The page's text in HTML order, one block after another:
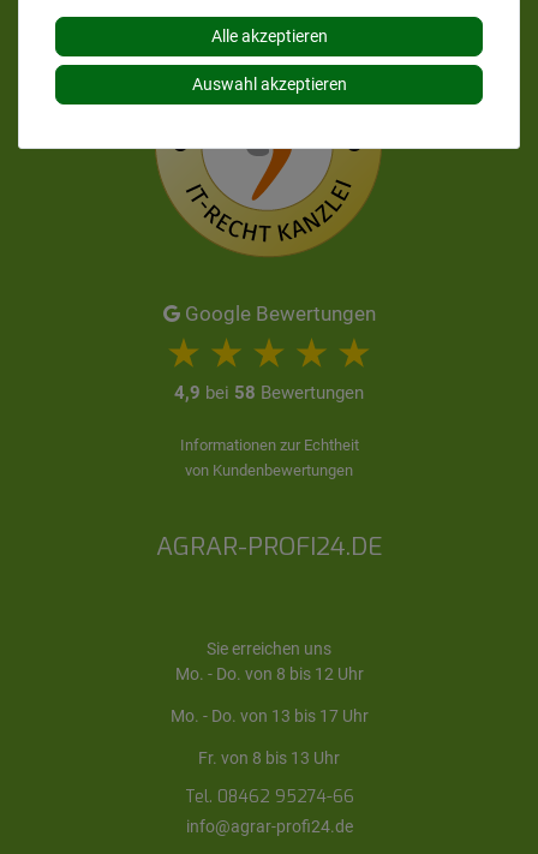
Google Bewertungen
4,9 bei 58 Bewertungen
Informationen zur Echtheit
von Kundenbewertungen
AGRAR-PROFI24.DE
Sie erreichen uns
Mo. - Do. von 8 bis 12 Uhr
Mo. - Do. von 13 bis 17 Uhr
Fr. von 8 bis 13 Uhr
Tel. 08462 95274-66
info@agrar-profi24.de
Alle akzeptieren
Auswahl akzeptieren